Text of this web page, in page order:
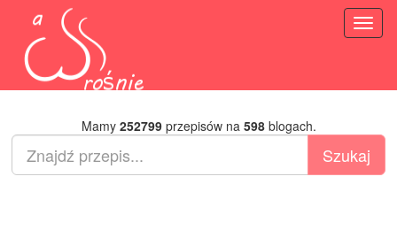
Mamy 252799przepisów na 598blogach.